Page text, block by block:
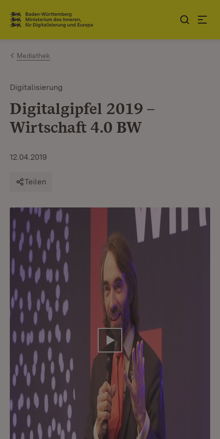
Zum Inhalt springen
Link zur Startseite
Mediathek
Digitalisierung
Digitalgipfel 2019 –
Wirtschaft 4.0 BW
12.04.2019
Teilen
Video abspielen